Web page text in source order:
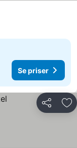
Se priser
Del